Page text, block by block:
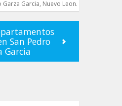
Garza Garci­a, Nuevo Leon.
San Pedro
Garci­a